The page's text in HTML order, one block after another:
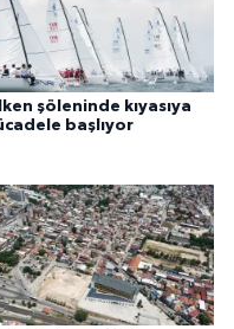
şöleninde kıyasıya
başlıyor